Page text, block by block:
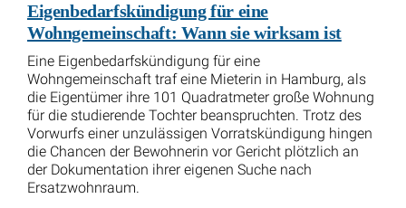
Eigenbedarfskündigung für eine
Wohngemeinschaft: Wann sie wirksam ist
Eine Eigenbedarfskündigung für eine
Wohngemeinschaft traf eine Mieterin in Hamburg, als
die Eigentümer ihre 101 Quadratmeter große Wohnung
für die studierende Tochter beanspruchten. Trotz des
Vorwurfs einer unzulässigen Vorratskündigung hingen
die Chancen der Bewohnerin vor Gericht plötzlich an
der Dokumentation ihrer eigenen Suche nach
Ersatzwohnraum.